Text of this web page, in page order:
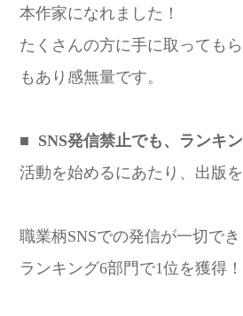
本作家になれました！
たくさんの方に手に取っても
もあり感無量です。
■ SNS発信禁止でも、ランキ
活動を始めるにあたり、出版を
職業柄SNSでの発信が一切でき
ランキング6部門で1位を獲得！